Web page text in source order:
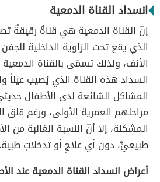
انسداد القناة الدمعية
إنّ القناة الدمعية هي قناةٌ رقيقةٌ
الذي يقع تحت الزاوية الداخلية
الأنف، ولذلك تسمّى بالقناة الدمعية
انسداد هذه القناة الذي يُصيب عيناً
المشاكل الشائعة لدى الأطفال
مراحلهم العمرية الأولى، ورغم
المشكلة، إلا أنّ النسبة الغالبة
طبيعيٍّ، دون أي علاجٍ أو تدخلاتٍ طبية.
أعراض انسداد القناة الدمعية عند